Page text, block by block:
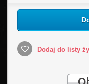
Dodaj do listy